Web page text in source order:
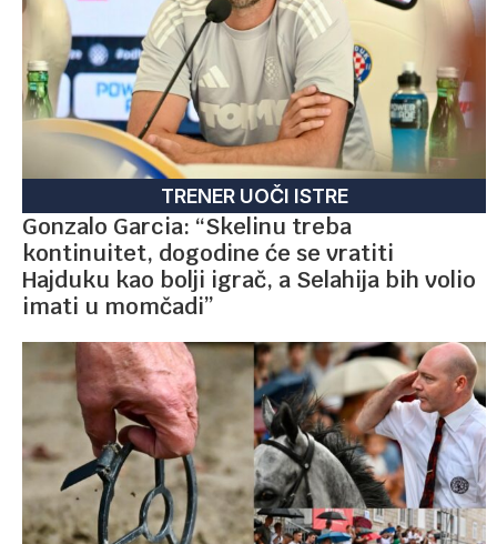
TRENER UOČI ISTRE
Gonzalo Garcia: “Skelinu treba
kontinuitet, dogodine će se vratiti
Hajduku kao bolji igrač, a Selahija bih volio
imati u momčadi”